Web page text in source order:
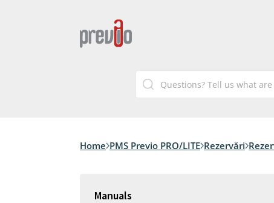
Home PMS Previo PRO/LITE Rezervări
Manuals